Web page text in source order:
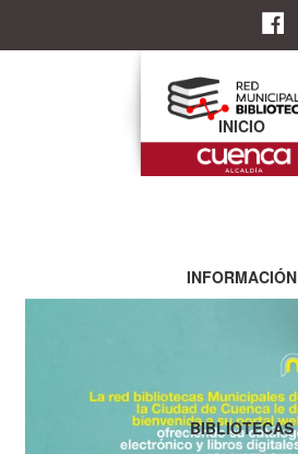
INICIO
INFORMACIÓN
BIBLIOTECAS